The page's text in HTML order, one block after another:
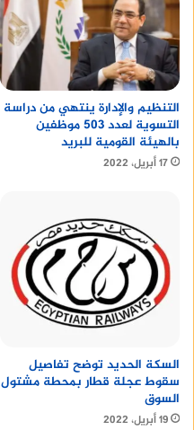
التنظيم والإدارة ينتهي من دراسة
التسوية لعدد 503 موظفين
بالهيئة القومية للبريد
17 أبريل، 2022
السكة الحديد توضح تفاصيل
سقوط عجلة قطار بمحطة مشتول
السوق
19 أبريل، 2022